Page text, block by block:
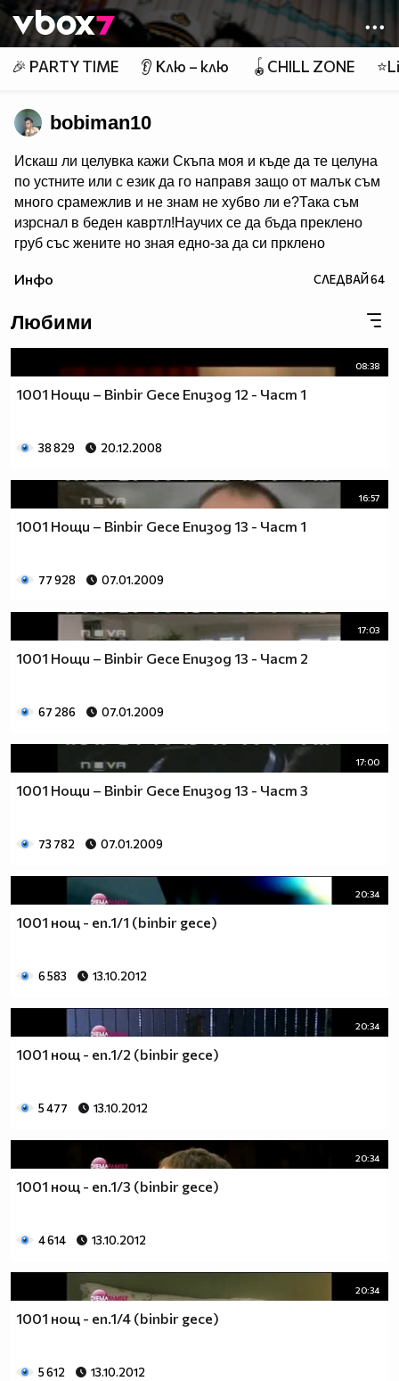
Member of
👾
🎉 PARTY TIME 👂 Клю – клю 🪀CHILL ZONE
bobiman10
Искаш ли целувка кажи Скъпа моя и къде да те целуна
по устните или с език да го направя защо от малък съм
много срaмeжлив и не знам не хубво ли e?Така съм
изрснал в беден кавртл!Научих се да бъда преклено
груб със жените но зная едно-за да си прклено
Боби_Табелката по прякор bobiman10 ;)
Инфо СЛЕДВАЙ64
Любими
08:38
1001 Нощи – Binbir Gece Епизод 12 - Част 1
38 829 20.12.2008
16:57
1001 Нощи – Binbir Gece Епизод 13 - Част 1
77 928 07.01.2009
17:03
1001 Нощи – Binbir Gece Епизод 13 - Част 2
67 286 07.01.2009
17:00
1001 Нощи – Binbir Gece Епизод 13 - Част 3
73 782 07.01.2009
20:34
1001 нощ - еп.1/1 (binbir gece)
6 583 13.10.2012
20:34
1001 нощ - еп.1/2 (binbir gece)
5 477 13.10.2012
20:34
1001 нощ - еп.1/3 (binbir gece)
4 614 13.10.2012
20:34
1001 нощ - еп.1/4 (binbir gece)
5 612 13.10.2012